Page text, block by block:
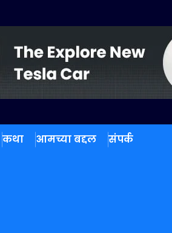
कथा आमच्या बद्दल संपर्क